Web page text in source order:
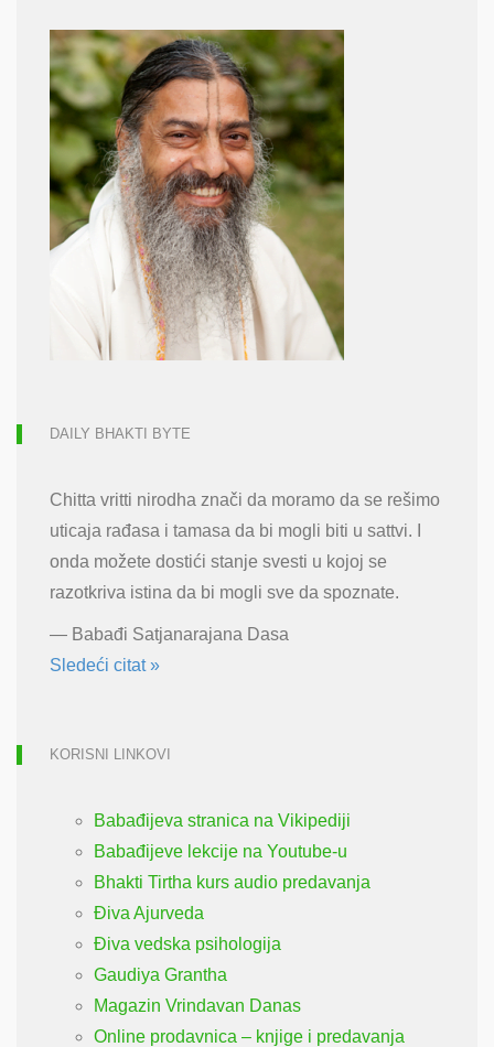
DAILY BHAKTI BYTE
Chitta vritti nirodha znači da moramo da se rešimo
uticaja rađasa i tamasa da bi mogli biti u sattvi. I
onda možete dostići stanje svesti u kojoj se
razotkriva istina da bi mogli sve da spoznate.
— Babađi Satjanarajana Dasa
Sledeći citat »
KORISNI LINKOVI
Babađijeva stranica na Vikipediji
Babađijeve lekcije na Youtube-u
Bhakti Tirtha kurs audio predavanja
Điva Ajurveda
Điva vedska psihologija
Gaudiya Grantha
Magazin Vrindavan Danas
Online prodavnica – knjige i predavanja